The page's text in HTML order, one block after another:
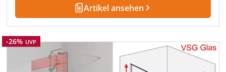
Artikel ansehen
Rabatt
-26% UVP